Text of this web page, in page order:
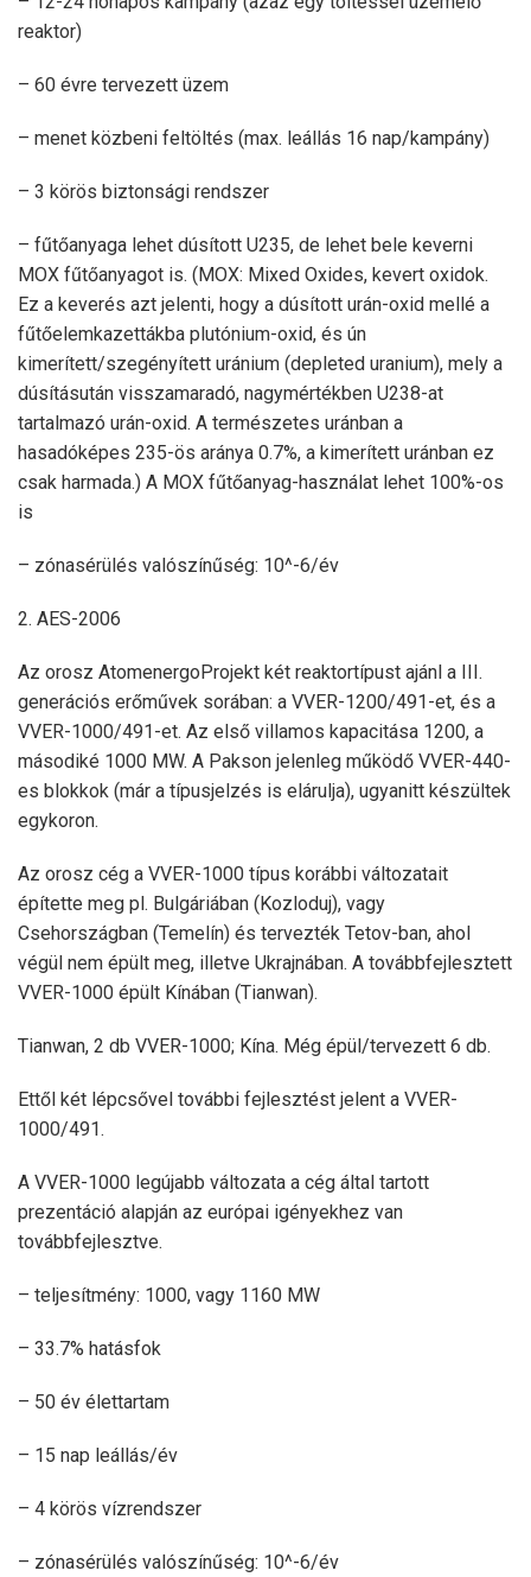
reaktor)
– 60 évre tervezett üzem
– menet közbeni feltöltés (max. leállás 16 nap/kampány)
– 3 körös biztonsági rendszer
– fűtőanyaga lehet dúsított U235, de lehet bele keverni
MOX fűtőanyagot is. (MOX: Mixed Oxides, kevert oxidok.
Ez a keverés azt jelenti, hogy a dúsított urán-oxid mellé a
fűtőelemkazettákba plutónium-oxid, és ún
kimerített/szegényített uránium (depleted uranium), mely a
dúsításután visszamaradó, nagymértékben U238-at
tartalmazó urán-oxid. A természetes uránban a
hasadóképes 235-ös aránya 0.7%, a kimerített uránban ez
csak harmada.) A MOX fűtőanyag-használat lehet 100%-os
is
– zónasérülés valószínűség: 10^-6/év
2. AES-2006
Az orosz AtomenergoProjekt két reaktortípust ajánl a III.
generációs erőművek sorában: a VVER-1200/491-et, és a
VVER-1000/491-et. Az első villamos kapacitása 1200, a
másodiké 1000 MW. A Pakson jelenleg működő VVER-440-
es blokkok (már a típusjelzés is elárulja), ugyanitt készültek
egykoron.
Az orosz cég a VVER-1000 típus korábbi változatait
építette meg pl. Bulgáriában (Kozloduj), vagy
Csehországban (Temelín) és tervezték Tetov-ban, ahol
végül nem épült meg, illetve Ukrajnában. A továbbfejlesztett
VVER-1000 épült Kínában (Tianwan).
Tianwan, 2 db VVER-1000; Kína. Még épül/tervezett 6 db.
Ettől két lépcsővel további fejlesztést jelent a VVER-
1000/491.
A VVER-1000 legújabb változata a cég által tartott
prezentáció alapján az európai igényekhez van
továbbfejlesztve.
– teljesítmény: 1000, vagy 1160 MW
– 33.7% hatásfok
– 50 év élettartam
– 15 nap leállás/év
– 4 körös vízrendszer
– zónasérülés valószínűség: 10^-6/év